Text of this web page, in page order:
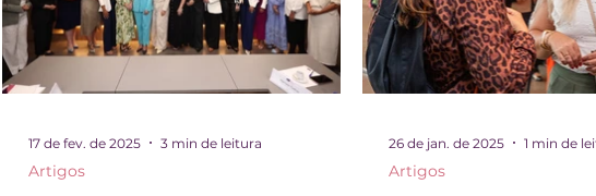
Artigos
17 de fev. de 2025 3 min de leitura
Artigos
26 de jan. de 2025 1 min de